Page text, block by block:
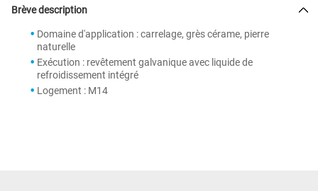
Brève description
Domaine d'application : carrelage, grès cérame, pierre
naturelle
Exécution : revêtement galvanique avec liquide de
refroidissement intégré
Logement : M14